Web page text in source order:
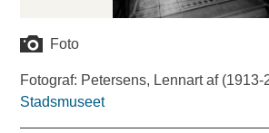
Foto
Fotograf: Petersens, Lennart af (1913-
Stadsmuseet